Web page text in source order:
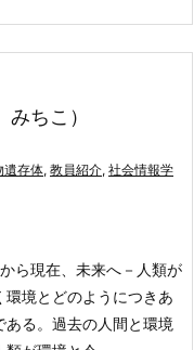
ちこ）
遺存体, 教員紹介, 社会情報学
ら現在、未来へ－ 人類が
境とどのようにつきあ
る。過去の人間と環境